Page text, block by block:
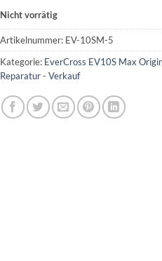
Nicht vorrätig
Artikelnummer: EV-10SM-5
Kategorie: EverCross EV10S Max
Reparatur - Verkauf